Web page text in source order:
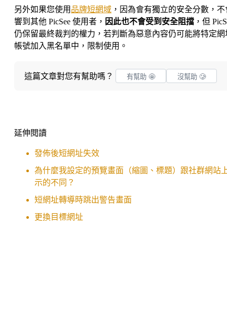
另外如果您使用 品牌短網域 ，因為會有獨立的安全分數，不
響到其他 PicSee 使用者， 因此也不會受到安全阻擋 ，但
仍保留最終裁判的權力，若判斷為惡意內容仍可能將特定網
帳號加入黑名單中，限制使用。
這篇文章對您有幫助嗎？ 有幫助 🤩 沒幫助 🥲
延伸閱讀
發佈後短網址失效
為什麼我設定的預覽畫面（縮圖、標題）跟社群網站
示的不同？
短網址轉導時跳出警告畫面
更換目標網址